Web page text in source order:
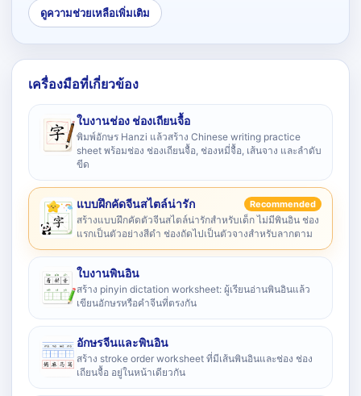
ดูความช่วยเหลือเพิ่มเติม
เครื่องมือที่เกี่ยวข้อง
ใบงานช่อง ช่องเถียนจื้อ
พิมพ์อักษร Hanzi แล้วสร้าง Chinese writing practice
sheet พร้อมช่อง ช่องเถียนจื้อ, ช่องหมี่จื้อ, เส้นจาง และลำดับ
ขีด
แบบฝึกคัดจีนสไตล์น่ารัก Recommended
สร้างแบบฝึกคัดตัวจีนสไตล์น่ารักสำหรับเด็ก ไม่มีพินอิน ช่อง
แรกเป็นตัวอย่างสีดำ ช่องถัดไปเป็นตัวจางสำหรับลากตาม
ใบงานพินอิน
สร้าง pinyin dictation worksheet: ผู้เรียนอ่านพินอินแล้ว
เขียนอักษรหรือคำจีนที่ตรงกัน
อักษรจีนและพินอิน
สร้าง stroke order worksheet ที่มีเส้นพินอินและช่อง ช่อง
เถียนจื้อ อยู่ในหน้าเดียวกัน